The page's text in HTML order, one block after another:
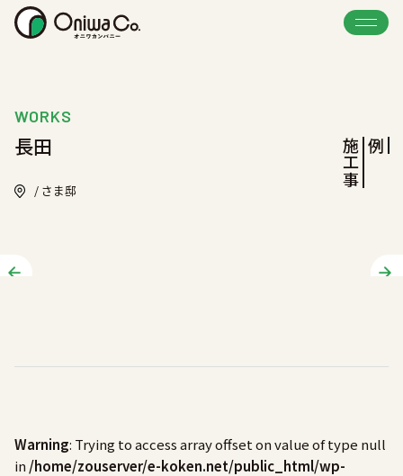
WORKS
長田
/ さま邸
施
工
事 例
Warning: Trying to access array offset on value of type null
in /home/zouserver/e-koken.net/public_html/wp-